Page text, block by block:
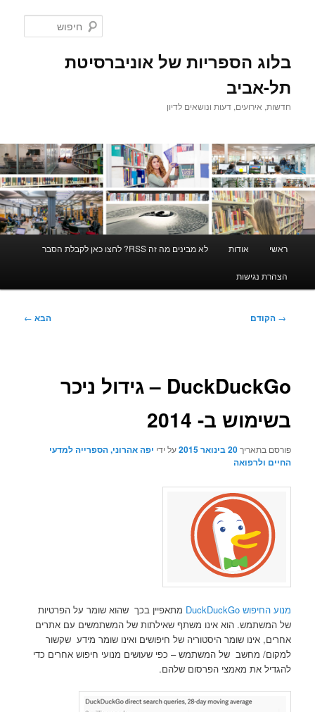
בלוג הספריות של אוניברסיטת
תל-אביב
חדשות, אירועים, דעות ונושאים לדיון
ראשי אודות לא מבינים מה זה RSS? לחצו כאן לקבלת הסבר
הצהרת נגישות
ניווט
→ הקודם הבא ←
DuckDuckGo – גידול ניכר
בשימוש ב- 2014
פורסם בתאריך20 בינואר 2015 על ידי יפה אהרוני, הספרייה למדעי
החיים ולרפואה
מנוע החיפוש DuckDuckGo
מתאפיין בכך שהוא שומר על הפרטיות
של המשתמש. הוא אינו משתף שאילתות של המשתמשים עם אתרים
אחרים, אינו שומר היסטוריה של חיפושים ואינו שומר מידע שקשור
למקום/ מחשב של המשתמש – כפי שעושים מנועי חיפוש אחרים כדי
להגדיל את מאמצי הפרסום שלהם.